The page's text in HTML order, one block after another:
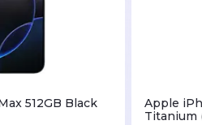
512GB Black
Apple
Titanium